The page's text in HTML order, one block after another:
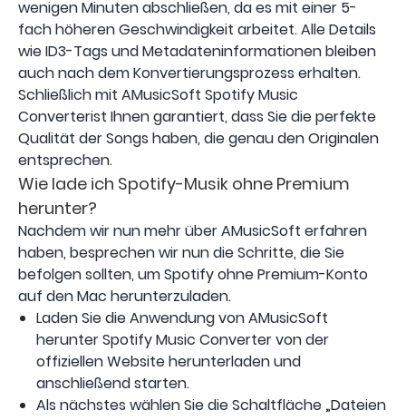
wenigen Minuten abschließen, da es mit einer 5-
fach höheren Geschwindigkeit arbeitet. Alle Details
wie ID3-Tags und Metadateninformationen bleiben
auch nach dem Konvertierungsprozess erhalten.
Schließlich mit AMusicSoft Spotify Music
Converterist Ihnen garantiert, dass Sie die perfekte
Qualität der Songs haben, die genau den Originalen
entsprechen.
Wie lade ich Spotify-Musik ohne Premium
herunter?
Nachdem wir nun mehr über AMusicSoft erfahren
haben, besprechen wir nun die Schritte, die Sie
befolgen sollten, um Spotify ohne Premium-Konto
auf den Mac herunterzuladen.
Laden Sie die Anwendung von AMusicSoft
herunter Spotify Music Converter von der
offiziellen Website herunterladen und
anschließend starten.
Als nächstes wählen Sie die Schaltfläche „Dateien